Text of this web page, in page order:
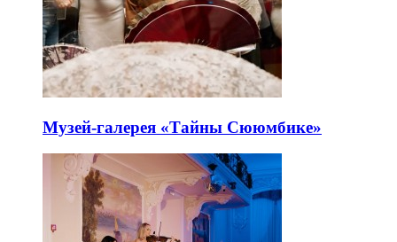
Музей-галерея «Тайны Сююмбике»